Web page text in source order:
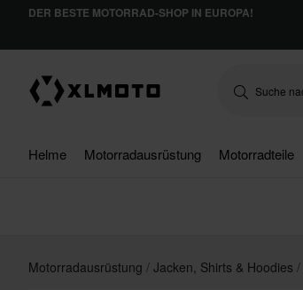
DER BESTE MOTORRAD-SHOP IN EUROPA!
Helme Motorradausrüstung Motorradteile
Motorradausrüstung Jacken, Shirts & Hoodies